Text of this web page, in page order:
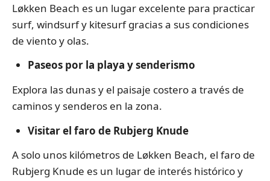
Løkken Beach es un lugar excelente para practicar
surf, windsurf y kitesurf gracias a sus condiciones
de viento y olas.
Paseos por la playa y senderismo
Explora las dunas y el paisaje costero a través de
caminos y senderos en la zona.
Visitar el faro de Rubjerg Knude
A solo unos kilómetros de Løkken Beach, el faro de
Rubjerg Knude es un lugar de interés histórico y